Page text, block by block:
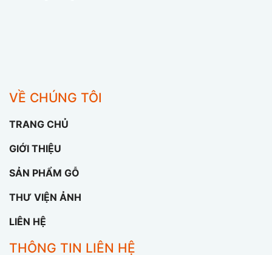
VỀ CHÚNG TÔI
TRANG CHỦ
GIỚI THIỆU
SẢN PHẨM GỖ
THƯ VIỆN ẢNH
LIÊN HỆ
THÔNG TIN LIÊN HỆ